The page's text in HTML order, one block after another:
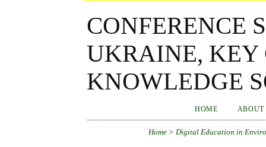
CONFERENCE
UKRAINE, KEY
KNOWLEDGE
HOME ABOUT
Home > Digital Education in